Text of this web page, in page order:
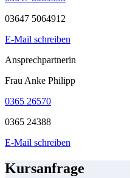
03647 5064912
E-Mail schreiben
Ansprechpartnerin
Frau Anke Philipp
0365 26570
0365 24388
E-Mail schreiben
Kursanfrage